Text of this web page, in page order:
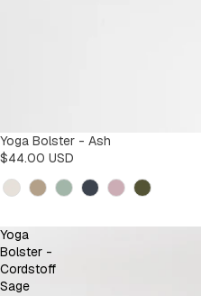
Yoga Bolster - Ash
$44.00 USD
Kleur
Yoga
Bolster -
Cordstoff
Sage